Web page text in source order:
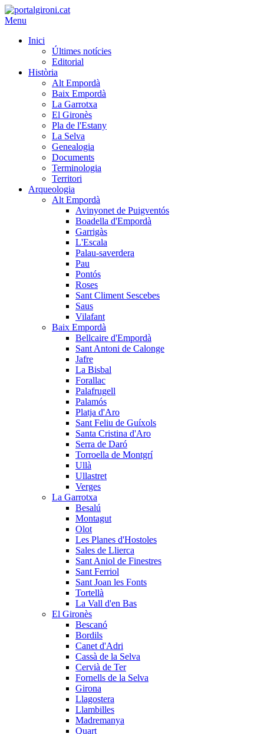
Menu
Inici
Últimes notícies
Editorial
Història
Alt Empordà
Baix Empordà
La Garrotxa
El Gironès
Pla de l'Estany
La Selva
Genealogia
Documents
Terminologia
Territori
Arqueologia
Alt Empordà
Avinyonet de Puigventós
Boadella d'Empordà
Garrigàs
L'Escala
Palau-saverdera
Pau
Pontós
Roses
Sant Climent Sescebes
Saus
Vilafant
Baix Empordà
Bellcaire d'Empordà
Sant Antoni de Calonge
Jafre
La Bisbal
Forallac
Palafrugell
Palamós
Platja d'Aro
Sant Feliu de Guíxols
Santa Cristina d'Aro
Serra de Daró
Torroella de Montgrí
Ullà
Ullastret
Verges
La Garrotxa
Besalú
Montagut
Olot
Les Planes d'Hostoles
Sales de Llierca
Sant Aniol de Finestres
Sant Ferriol
Sant Joan les Fonts
Tortellà
La Vall d'en Bas
El Gironès
Bescanó
Bordils
Canet d'Adri
Cassà de la Selva
Cervià de Ter
Fornells de la Selva
Girona
Llagostera
Llambilles
Madremanya
Quart